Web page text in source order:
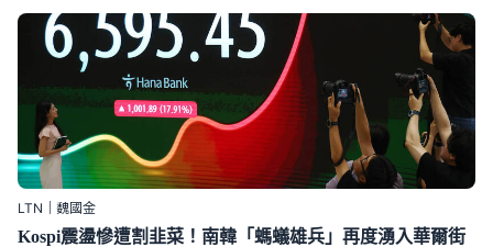
LTN｜魏國金
Kospi震盪慘遭割韭菜！南韓「螞蟻雄兵」再度湧入華爾街